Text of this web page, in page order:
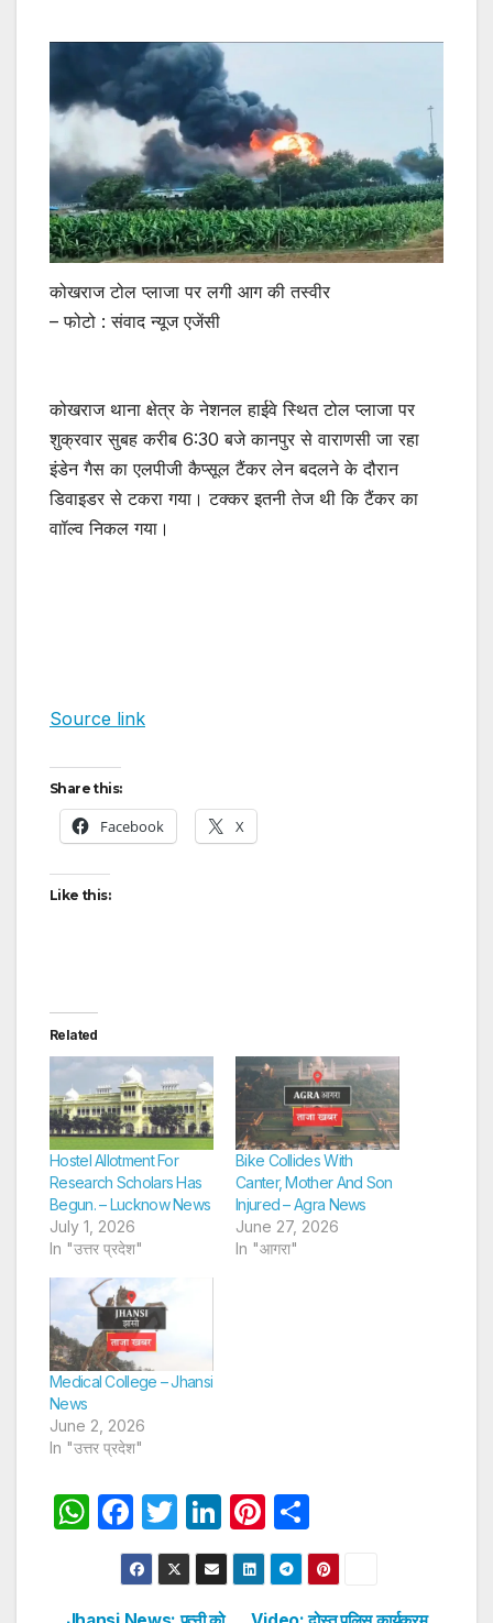
कोखराज टोल प्लाजा पर लगी आग की तस्वीर
– फोटो : संवाद न्यूज एजेंसी
कोखराज थाना क्षेत्र के नेशनल हाईवे स्थित टोल प्लाजा पर
शुक्रवार सुबह करीब 6:30 बजे कानपुर से वाराणसी जा रहा
इंडेन गैस का एलपीजी कैप्सूल टैंकर लेन बदलने के दौरान
डिवाइडर से टकरा गया। टक्कर इतनी तेज थी कि टैंकर का
वाॉल्व निकल गया।
Source link
Share this:
Facebook X
Like this:
Related
Hostel Allotment For
Research Scholars Has
Begun. – Lucknow News
July 1, 2026
In "उत्तर प्रदेश"
Bike Collides With
Canter, Mother And Son
Injured – Agra News
June 27, 2026
In "आगरा"
Medical College – Jhansi
News
June 2, 2026
In "उत्तर प्रदेश"
W F
a
c
T
w
itt
Li
n
k
Pi
nt
er
h
ar